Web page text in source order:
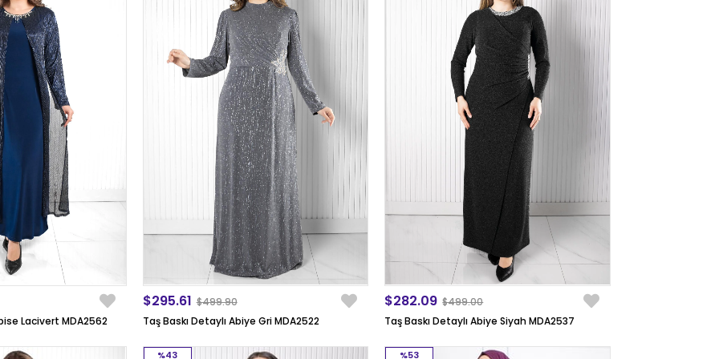
Lacivert MDA2562 Taş Baskı Detaylı Abiye Gri MDA2522
$295.61 $499.90
Taş Baskı Detaylı Abiye Siyah MDA2537
$282.09 $499.00
%43 %53